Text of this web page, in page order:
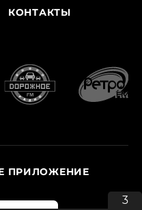
КОНТАКТЫ
ПРИЛОЖЕНИЕ
3